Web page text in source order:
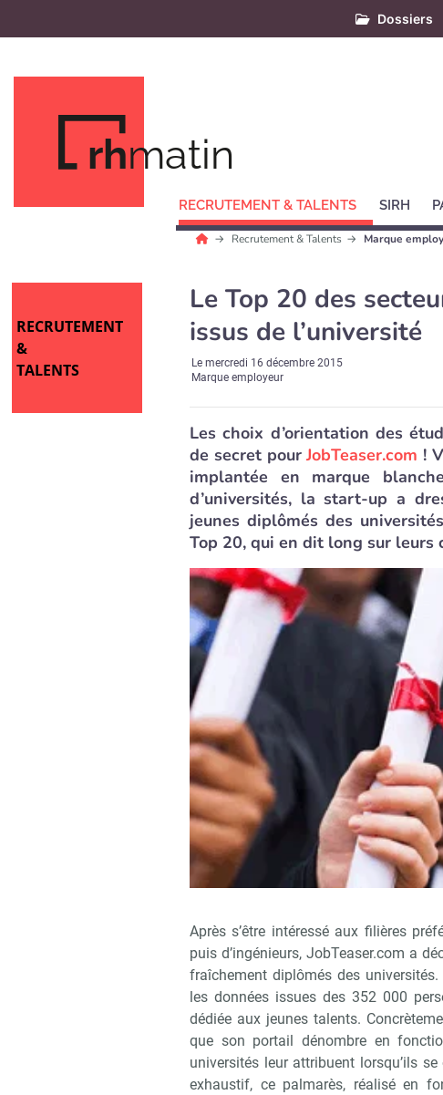
Dossiers
rhmatin
RECRUTEMENT & TALENTS SIRH
Recrutement & Talents Marque
RECRUTEMENT
&
TALENTS
Le Top 20 des
issus de l’université
Lemercredi 16 décembre 2015
Marque employeur
Les choix d’orientation des
de secret pourJobTeaser.com !
implantée en marque
d’universités, la start-up a
jeunes diplômés des
Top 20, qui en dit long sur leurs
Après s’être intéressé aux filières
puis d’ingénieurs, JobTeaser.com a
fraîchement diplômés des
les données issues des 352 000
dédiée aux jeunes talents.
que son portail dénombre en
universités leur attribuent lorsqu’ils
exhaustif, ce palmarès, réalisé en